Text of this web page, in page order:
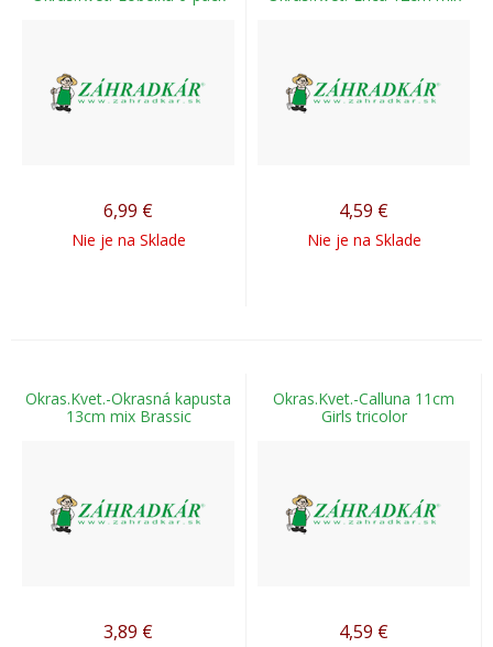
6,99 €
Nie je na Sklade
4,59 €
Nie je na Sklade
Okras.Kvet.-Okrasná kapusta
13cm mix Brassic
3,89 €
Okras.Kvet.-Calluna 11cm
Girls tricolor
4,59 €